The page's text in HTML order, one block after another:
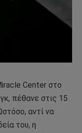
Center στο
πέθανε στις 15
αντί να
του, η